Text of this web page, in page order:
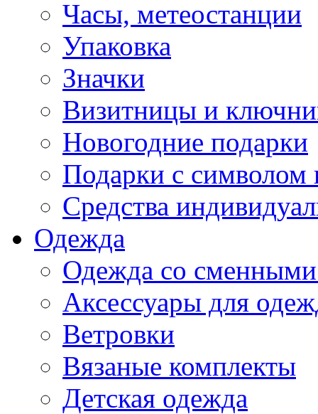
Часы, метеостанции
Упаковка
Значки
Визитницы и
Новогодние подарки
Подарки с символом
Средства
Одежда
Одежда со сменными
Аксессуары для
Ветровки
Вязаные комплекты
Детская одежда